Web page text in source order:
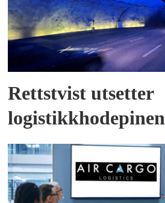
Rettstvist utsetter
logistikkhodepinen